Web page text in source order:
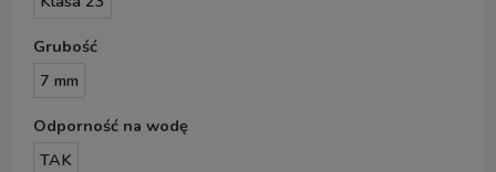
Grubość
7 mm
Odporność na wodę
TAK